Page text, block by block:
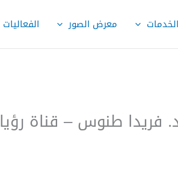
الخدمات معرض الصور الفعاليات
فريدا طنوس – قناة رؤيا